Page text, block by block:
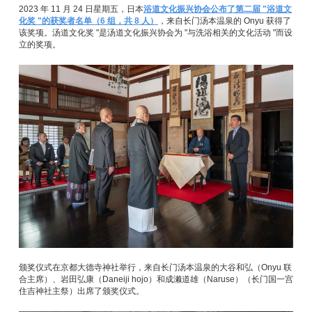
2023 年 11 月 24 日星期五，日本浴道文化振兴协会公布了第二届 "浴道文
化奖 "的获奖者名单（6 组，共 8 人）
，来自长门汤本温泉的 Onyu 获得了
该奖项。汤道文化奖 "是汤道文化振兴协会为 "与洗浴相关的文化活动 "而设
立的奖项。
颁奖仪式在京都大德寺神社举行，来自长门汤本温泉的大谷和弘（Onyu 联
合主席）、岩田弘康（Daneiji hojo）和成濑道雄（Naruse）（长门国一宫
住吉神社主祭）出席了颁奖仪式。